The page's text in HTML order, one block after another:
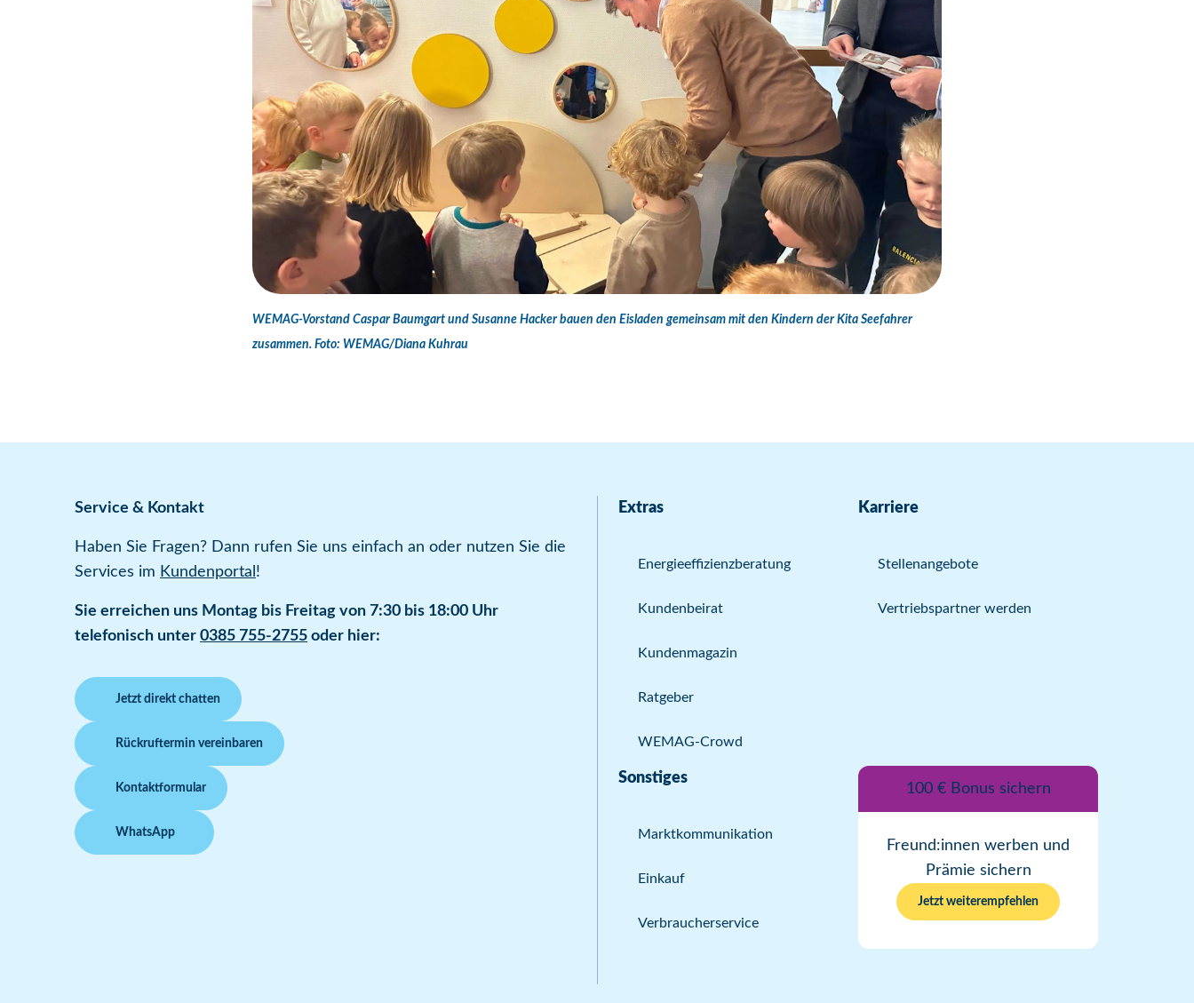
WEMAG-Vorstand Caspar Baumgart und Susanne Hacker bauen den Eisladen gemeinsam mit den Kindern der Kita Seefahrer
zusammen. Foto: WEMAG/Diana Kuhrau
Service & Kontakt
Haben Sie Fragen? Dann rufen Sie uns einfach an oder nutzen Sie die
Services im Kundenportal !
Sie erreichen uns Montag bis Freitag von 7:30 bis 18:00 Uhr
telefonisch unter 0385 755-2755 oder hier:
Jetzt direkt chatten
Rückruftermin vereinbaren
Kontaktformular
WhatsApp
Extras
Energieeffizienzberatung
Kundenbeirat
Kundenmagazin
Ratgeber
WEMAG-Crowd
Karriere
Stellenangebote
Vertriebspartner werden
Sonstiges
Marktkommunikation
Einkauf
Verbraucherservice
100 € Bonus sichern
Freund:innen werben und
Prämie sichern
Jetzt weiterempfehlen